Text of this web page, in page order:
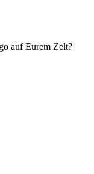
auf Eurem Zelt?